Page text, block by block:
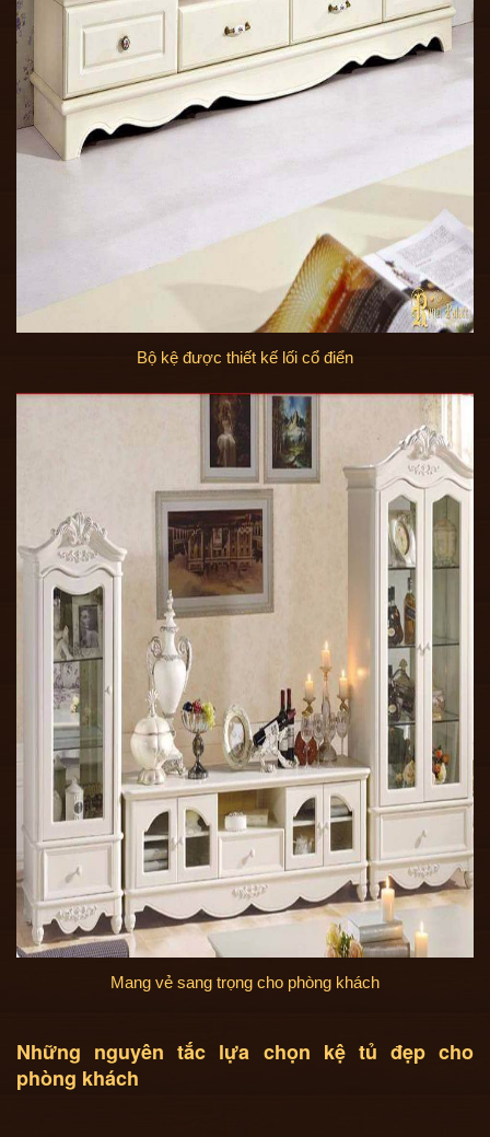
Bộ kệ được thiết kế lối cổ điển
Mang vẻ sang trọng cho phòng khách
Những nguyên tắc lựa chọn kệ tủ đẹp cho
phòng khách